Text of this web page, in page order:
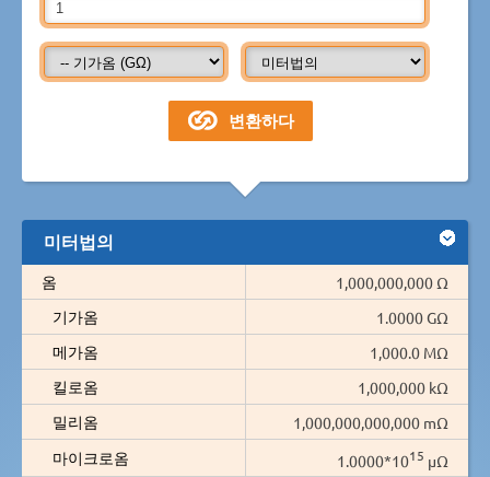
미터법의
옴
1,000,000,000 Ω
기가옴
1.0000 GΩ
메가옴
1,000.0 MΩ
킬로옴
1,000,000 kΩ
밀리옴
1,000,000,000,000 mΩ
마이크로옴
1.0000*1015 µΩ